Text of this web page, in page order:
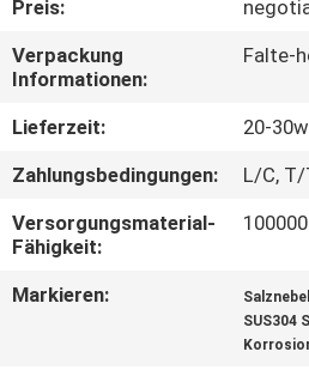
TRETEN
SIE
MIT
IN
VERBINDUNG
Preis:
Verpackung
Informationen:
Falte-
Lieferzeit:
20-
Zahlungsbedingungen:
L/C, T/
Versorgungsmaterial-
Fähigkeit:
Markieren:
SUS304